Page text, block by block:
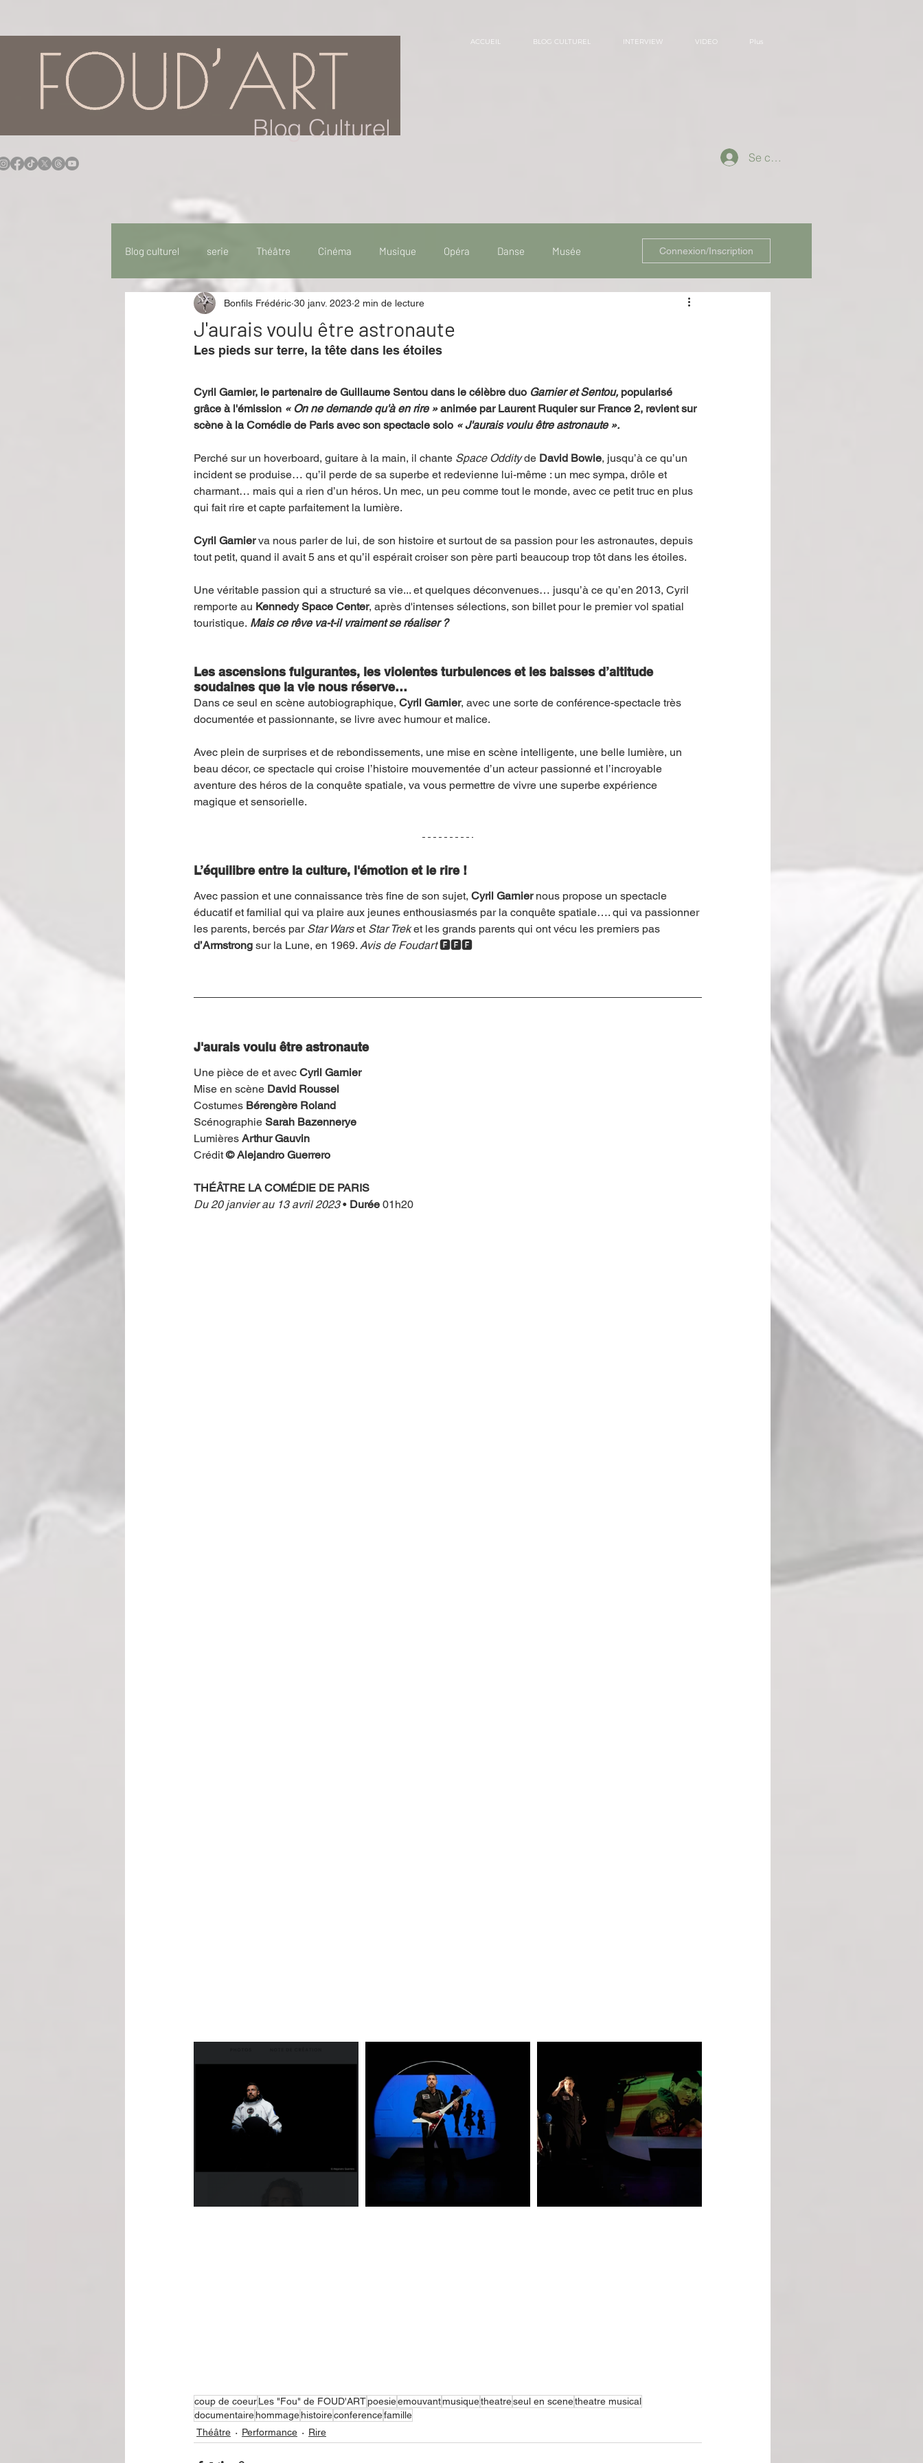
Blog Culturel
ACCUEIL BLOG CULTUREL INTERVIEW VIDEO Plus
Se connecter
Blog culturel serie Théâtre Cinéma Musique Opéra Danse Musée
Idées Sorties Idée de voyage Fooding - Restaurant
Récompense
Événement Validé par Romane. Spécial Famille Littérature Cirque Interview
Offre spéciale Annuaire Théâtre - Musée Hommage
Connexion/Inscription
J'aurais voulu être astronaute
Bonfils Frédéric 30 janv. 2023 2 min de lecture
Les pieds sur terre, la tête dans les étoiles
Cyril Garnier, le partenaire de Guillaume Sentou dans le célèbre duo Garnier et Sentou, popularisé
grâce à l'émission « On ne demande qu'à en rire » animée par Laurent Ruquier sur France 2, revient sur
scène à la Comédie de Paris avec son spectacle solo « J'aurais voulu être astronaute ».
Perché sur un hoverboard, guitare à la main, il chante Space Oddity de David Bowie, jusqu’à ce qu’un
incident se produise… qu’il perde de sa superbe et redevienne lui-même : un mec sympa, drôle et
charmant… mais qui a rien d’un héros. Un mec, un peu comme tout le monde, avec ce petit truc en plus
qui fait rire et capte parfaitement la lumière.
Cyril Garnier va nous parler de lui, de son histoire et surtout de sa passion pour les astronautes, depuis
tout petit, quand il avait 5 ans et qu’il espérait croiser son père parti beaucoup trop tôt dans les étoiles.
Une véritable passion qui a structuré sa vie... et quelques déconvenues… jusqu’à ce qu’en 2013, Cyril
remporte au Kennedy Space Center, après d'intenses sélections, son billet pour le premier vol spatial
touristique. Mais ce rêve va-t-il vraiment se réaliser ?
Les ascensions fulgurantes, les violentes turbulences et les baisses d’altitude
soudaines que la vie nous réserve…
Dans ce seul en scène autobiographique, Cyril Garnier, avec une sorte de conférence-spectacle très
documentée et passionnante, se livre avec humour et malice.
Avec plein de surprises et de rebondissements, une mise en scène intelligente, une belle lumière, un
beau décor, ce spectacle qui croise l’histoire mouvementée d’un acteur passionné et l’incroyable
aventure des héros de la conquête spatiale, va vous permettre de vivre une superbe expérience
magique et sensorielle.
L’équilibre entre la culture, l'émotion et le rire !
Avec passion et une connaissance très fine de son sujet, Cyril Garnier nous propose un spectacle
éducatif et familial qui va plaire aux jeunes enthousiasmés par la conquête spatiale…. qui va passionner
les parents, bercés par Star Wars et Star Trek et les grands parents qui ont vécu les premiers pas
d’Armstrong sur la Lune, en 1969. Avis de Foudart 🅵🅵🅵
J'aurais voulu être astronaute
Une pièce de et avec Cyril Garnier
Mise en scène David Roussel
Costumes Bérengère Roland
Scénographie Sarah Bazennerye
Lumières Arthur Gauvin
Crédit © Alejandro Guerrero
THÉÂTRE LA COMÉDIE DE PARIS
Du 20 janvier au 13 avril 2023 • Durée 01h20
coup de coeurLes "Fou" de FOUD'ARTpoesieemouvantmusiquetheatreseul en scenetheatre musical
documentairehommagehistoireconferencefamille
Théâtre
Performance Rire